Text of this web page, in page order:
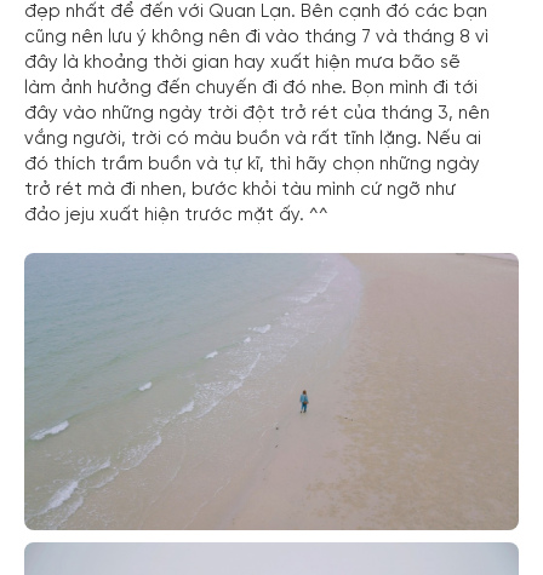
đẹp nhất để đến với Quan Lạn. Bên cạnh đó các bạn
cũng nên lưu ý không nên đi vào tháng 7 và tháng 8 vì
đây là khoảng thời gian hay xuất hiện mưa bão sẽ
làm ảnh hưởng đến chuyến đi đó nhe. Bọn mình đi tới
đây vào những ngày trời đột trở rét của tháng 3, nên
vắng người, trời có màu buồn và rất tĩnh lặng. Nếu ai
đó thích trầm buồn và tự kĩ, thì hãy chọn những ngày
trở rét mà đi nhen, bước khỏi tàu mình cứ ngỡ như
đảo jeju xuất hiện trước mặt ấy. ^^